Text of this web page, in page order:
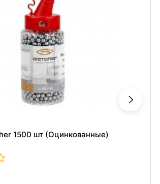
1500 шт (Оцинкованные)